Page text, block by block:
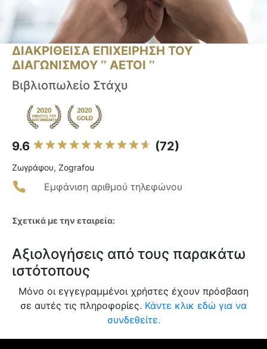
ΔΙΑΚΡΙΘΕΙΣΑ ΕΠΙΧΕΙΡΗΣΗ ΤΟΥ
ΔΙΑΓΩΝΙΣΜΟΥ ‘’ ΑΕΤΟΙ ‘’
Βιβλιοπωλείο Στάχυ
9.6 (72)
Ζωγράφου, Zografou
Εμφάνιση αριθμού τηλεφώνου
Σχετικά με την εταιρεία:
Αξιολογήσεις από τους παρακάτω
ιστότοπους
Μόνο οι εγγεγραμμένοι χρήστες έχουν πρόσβαση
σε αυτές τις πληροφορίες. Κάντε κλικ εδώ για να
συνδεθείτε.